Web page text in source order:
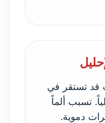
قد تستقر في
تسبب ألماً
دموية.